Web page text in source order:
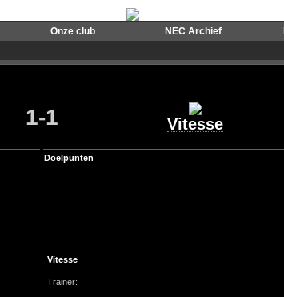
Onze club NEC Archief
1-1 Vitesse
Doelpunten
Vitesse
Trainer: